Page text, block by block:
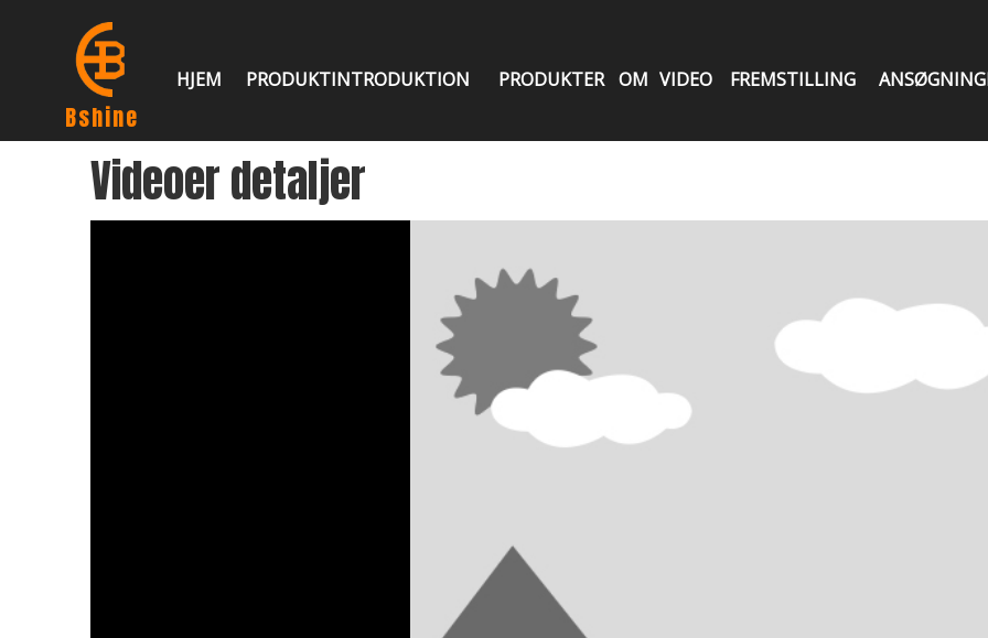
Bshine
HJEM PRODUKTINTRODUKTION PRODUKTER OM VIDEO FREMSTILLING
Videoer detaljer